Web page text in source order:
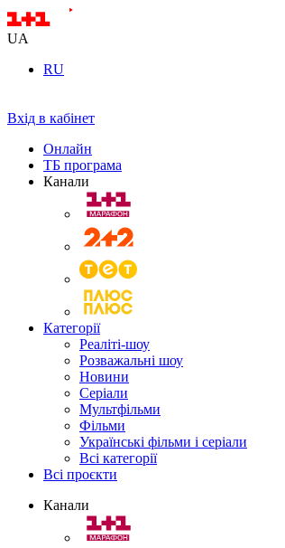
UA
RU
Вхід в кабінет
Онлайн
ТБ програма
Канали
Категорії
Реаліті-шоу
Розважальні шоу
Новини
Серіали
Мультфільми
Фільми
Українські фільми і серіали
Всі категорії
Всі проєкти
Канали